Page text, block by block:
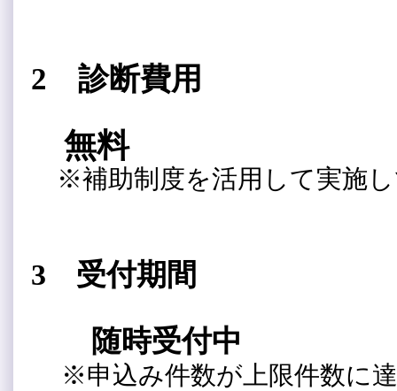
2 診断費用
無料
※補助制度を活用して実施
3 受付期間
随時受付中
※申込み件数が上限件数に